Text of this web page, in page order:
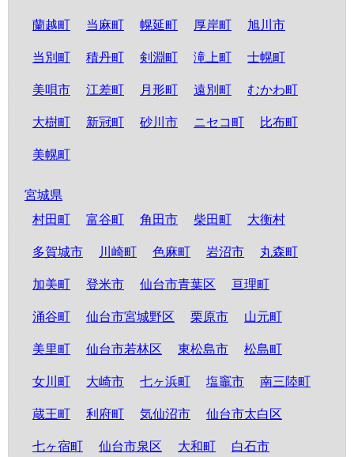
蘭越町 当麻町 幌延町 厚岸町 旭川市
当別町 積丹町 剣淵町 滝上町 士幌町
美唄市 江差町 月形町 遠別町 むかわ町
大樹町 新冠町 砂川市 ニセコ町 比布町
美幌町
宮城県
村田町
富谷町 角田市 柴田町 大衡村
多賀城市 川崎町 色麻町 岩沼市 丸森町
加美町 登米市 仙台市青葉区 亘理町
涌谷町 仙台市宮城野区 栗原市 山元町
美里町 仙台市若林区 東松島市 松島町
女川町 大崎市 七ヶ浜町 塩竈市 南三陸町
蔵王町 利府町 気仙沼市 仙台市太白区
七ヶ宿町 仙台市泉区 大和町 白石市